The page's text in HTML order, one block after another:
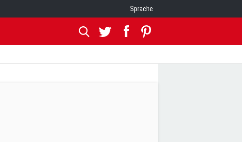
Sprache